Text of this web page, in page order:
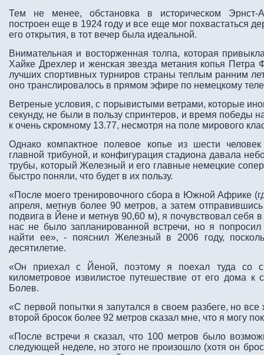
Тем не менее, обстановка в историческом Эрнст-
построен еще в 1924 году и все еще мог похвастаться
его открытия, в тот вечер была идеальной.
Внимательная и восторженная толпа, которая
Хайке Дрехлер и женская звезда метания копья Петра
лучших спортивных турниров страны теплым ранним
оно транслировалось в прямом эфире по немецкому
Ветреные условия, с порывистыми ветрами, которые
секунду, не были в пользу спринтеров, и время победы
к очень скромному 13.77, несмотря на поле мирового
Однако компактное полевое копье из шести
главной трибуной, и конфигурация стадиона давала
трубы, который Железный и его главные немецкие
быстро поняли, что будет в их пользу.
«После моего тренировочного сбора в Южной Африке
апреля, метнув более 90 метров, а затем
подвига в Йене и метнув 90,60 м), я почувствовал
нас не было запланированной встречи, но я
найти ее», - пояснил Железный в 2006 году,
десятилетие.
«Он приехал с Йеной, поэтому я поехал туда со
километровое извилистое путешествие от его дома
Болев.
«С первой попытки я запутался в своем разбеге, но
второй бросок более 92 метров сказал мне, что я могу
«После встречи я сказал, что 100 метров было
следующей неделе, но этого не произошло (хотя он